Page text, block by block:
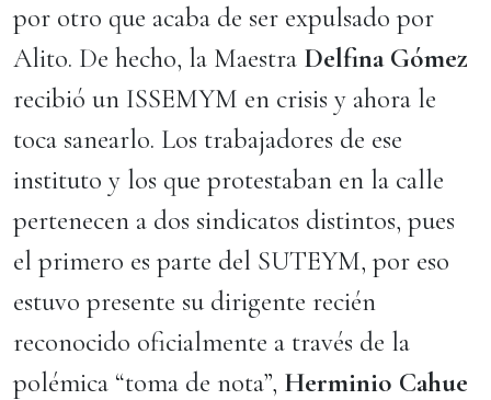
por otro que acaba de ser expulsado por
Alito. De hecho, la Maestra Delfina Gómez
recibió un ISSEMYM en crisis y ahora le
toca sanearlo. Los trabajadores de ese
instituto y los que protestaban en la calle
pertenecen a dos sindicatos distintos, pues
el primero es parte del SUTEYM, por eso
estuvo presente su dirigente recién
reconocido oficialmente a través de la
polémica “toma de nota”, Herminio Cahue